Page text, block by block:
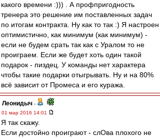
какого времени :))) . А профпригодность
тренера это решение им поставленных задач
по итогам контракта. Ну как то так :) Я настроен
оптимистично, как минимум (как минимум) -
если не будем срать так как с Уралом то не
проиграем. Если же будет хоть один такой
подарок - пиздец. У команды нет характера
чтобы такие подарки отыгрывать. Ну и на 80%
всё зависит от Промеса и его куража.
Леонидыч -
01 мар 2016 14:01
Я так скажу.
Если достойно проиграют - слОва плохого не